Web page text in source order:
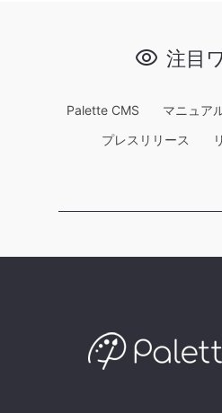
注目
Palette CMS マニュア
プレスリリース